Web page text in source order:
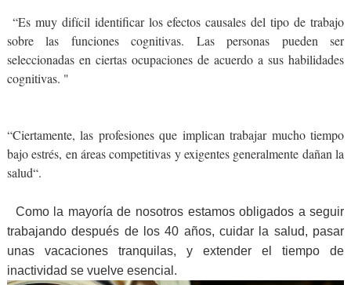
“Es muy difícil identificar los efectos causales del tipo de trabajo
sobre las funciones cognitivas. Las personas pueden ser
seleccionadas en ciertas ocupaciones de acuerdo a sus habilidades
cognitivas. "
“Ciertamente, las profesiones que implican trabajar mucho tiempo
bajo estrés, en áreas competitivas y exigentes generalmente dañan la
salud“.
Como la mayoría de nosotros estamos obligados a seguir
trabajando después de los 40 años, cuidar la salud, pasar
unas vacaciones tranquilas, y extender el tiempo de
inactividad se vuelve esencial.